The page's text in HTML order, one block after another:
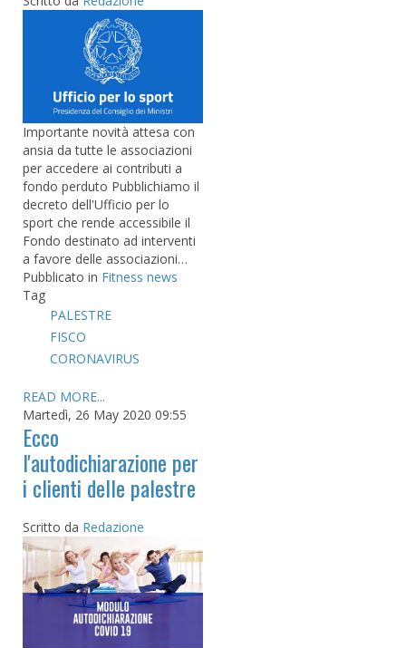
Importante novità attesa con
ansia da tutte le associazioni
per accedere ai contributi a
fondo perduto Pubblichiamo il
decreto dell'Ufficio per lo
sport che rende accessibile il
Fondo destinato ad interventi
a favore delle associazioni…
Pubblicato in Fitness news
Tag
PALESTRE
FISCO
CORONAVIRUS
READ MORE...
Martedì, 26 May 2020 09:55
Ecco
l'autodichiarazione per
i clienti delle palestre
Scritto da Redazione